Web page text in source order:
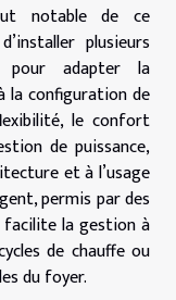
notable de ce
plusieurs
pour adapter la
la configuration de
le confort
de puissance,
et à l’usage
permis par des
facilite la gestion à
de chauffe ou
du foyer.